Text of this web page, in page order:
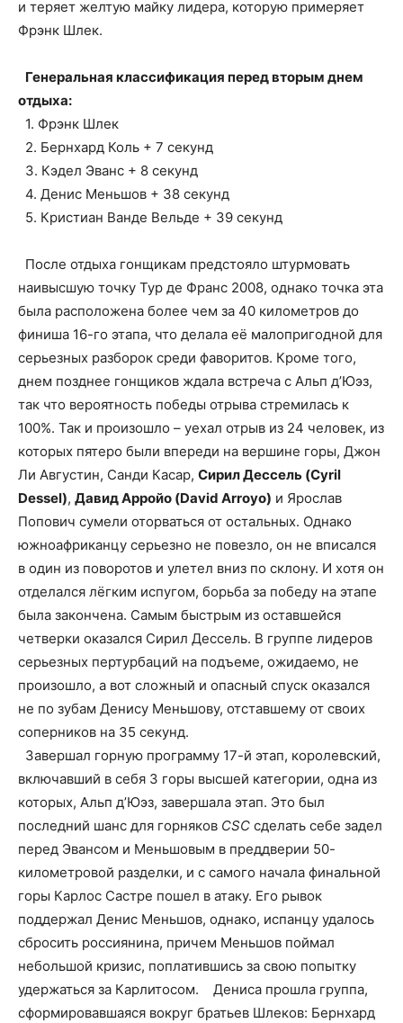
и теряет желтую майку лидера, которую примеряет
Фрэнк Шлек.
Генеральная классификация перед вторым днем
отдыха:
1. Фрэнк Шлек
2. Бернхард Коль + 7 секунд
3. Кэдел Эванс + 8 секунд
4. Денис Меньшов + 38 секунд
5. Кристиан Ванде Вельде + 39 секунд
После отдыха гонщикам предстояло штурмовать
наивысшую точку Тур де Франс 2008, однако точка эта
была расположена более чем за 40 километров до
финиша 16-го этапа, что делала её малопригодной для
серьезных разборок среди фаворитов. Кроме того,
днем позднее гонщиков ждала встреча с Альп д’Юэз,
так что вероятность победы отрыва стремилась к
100%. Так и произошло – уехал отрыв из 24 человек, из
которых пятеро были впереди на вершине горы, Джон
Ли Августин, Санди Касар, Сирил Дессель (Cyril
Dessel), Давид Арройо (David Arroyo) и Ярослав
Попович сумели оторваться от остальных. Однако
южноафриканцу серьезно не повезло, он не вписался
в один из поворотов и улетел вниз по склону. И хотя он
отделался лёгким испугом, борьба за победу на этапе
была закончена. Самым быстрым из оставшейся
четверки оказался Сирил Дессель. В группе лидеров
серьезных пертурбаций на подъеме, ожидаемо, не
произошло, а вот сложный и опасный спуск оказался
не по зубам Денису Меньшову, отставшему от своих
соперников на 35 секунд.
Завершал горную программу 17-й этап, королевский,
включавший в себя 3 горы высшей категории, одна из
которых, Альп д’Юэз, завершала этап. Это был
последний шанс для горняков CSC сделать себе задел
перед Эвансом и Меньшовым в преддверии 50-
километровой разделки, и с самого начала финальной
горы Карлос Састре пошел в атаку. Его рывок
поддержал Денис Меньшов, однако, испанцу удалось
сбросить россиянина, причем Меньшов поймал
небольшой кризис, поплатившись за свою попытку
удержаться за Карлитосом. Дениса прошла группа,
сформировавшаяся вокруг братьев Шлеков: Бернхард